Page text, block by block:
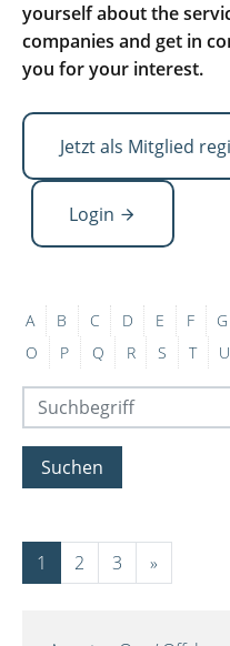
yourself about the
companies and get in
you for your interest.
Jetzt als Mitglied
Login
A B C D E F G
O
P Q R S T U
Suchen
1 2 3 »